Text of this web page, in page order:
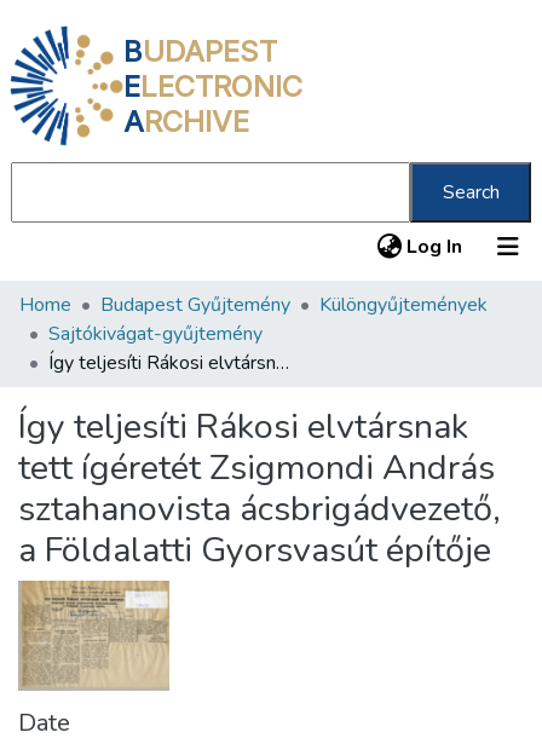
BUDAPEST
ELECTRONIC
ARCHIVE
Search
Log In (current)
Communities & Collections
All of DSpace
Statistics
About us
Home Budapest Gyűjtemény
Különgyűjtemények
Sajtókivágat-gyűjtemény
Így teljesíti Rákosi elvtársnak tett ígéretét Zsigmondi András sztahanovista ácsbrigádvezető, a Földalatti Gyorsvasút építője
Így teljesíti Rákosi elvtársnak
tett ígéretét Zsigmondi András
sztahanovista ácsbrigádvezető,
a Földalatti Gyorsvasút építője
Date